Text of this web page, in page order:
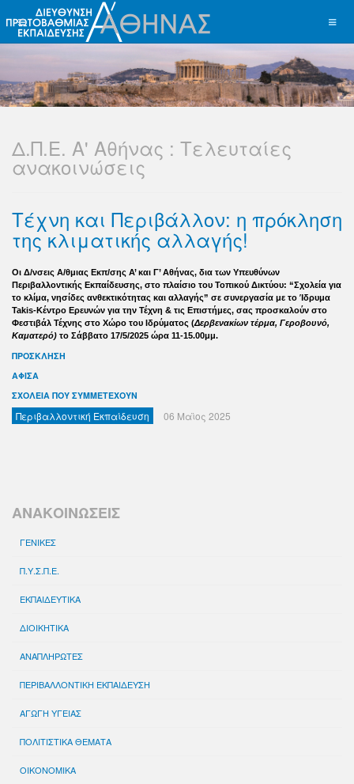
Δ.Π.Ε. Α' Αθήνας : Τελευταίες
ανακοινώσεις
Τέχνη και Περιβάλλον: η πρόκληση
της κλιματικής αλλαγής!
Οι Δ/νσεις Α/θμιας Εκπ/σης Α’ και Γ’ Αθήνας, δια των Υπευθύνων
Περιβαλλοντικής Εκπαίδευσης, στο πλαίσιο του Τοπικού Δικτύου: “Σχολεία για
το κλίμα, νησίδες ανθεκτικότητας και αλλαγής” σε συνεργασία με το Ίδρυμα
Takis-Κέντρο Ερευνών για την Τέχνη & τις Επιστήμες, σας προσκαλούν στο
Φεστιβάλ Τέχνης στο Χώρο του Ιδρύματος (Δερβενακίων τέρμα, Γεροβουνό,
Καματερό) το Σάββατο 17/5/2025 ώρα 11-15.00μμ.
ΠΡΟΣΚΛΗΣΗ
ΑΦΙΣΑ
ΣΧΟΛΕΙΑ ΠΟΥ ΣΥΜΜΕΤΕΧΟΥΝ
Περιβαλλοντική Εκπαίδευση 06 Μαϊος 2025
ΑΝΑΚΟΙΝΩΣΕΙΣ
ΓΕΝΙΚΕΣ
Π.Υ.Σ.Π.Ε.
ΕΚΠΑΙΔΕΥΤΙΚΑ
ΔΙΟΙΚΗΤΙΚΑ
ΑΝΑΠΛΗΡΩΤΕΣ
ΠΕΡΙΒΑΛΛΟΝΤΙΚΗ ΕΚΠΑΙΔΕΥΣΗ
ΑΓΩΓΗ ΥΓΕΙΑΣ
ΠΟΛΙΤΙΣΤΙΚΑ ΘΕΜΑΤΑ
ΟΙΚΟΝΟΜΙΚΑ